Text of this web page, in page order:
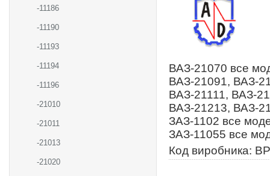
-11186
-11190
-11193
-11194
-11196
-21010
-21011
-21013
-21020
ВАЗ-21070 все
ВАЗ-21091, ВАЗ-
ВАЗ-21111, ВАЗ-
ВАЗ-21213, ВАЗ-
ЗАЗ-1102 все
ЗАЗ-11055 все
Код виробника: